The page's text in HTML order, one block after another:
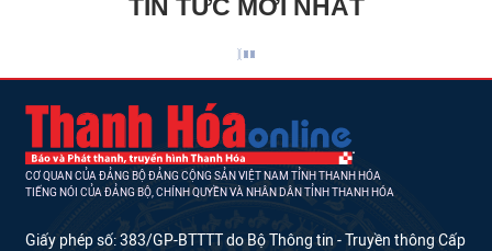
TIN TỨC MỚI NHẤT
CƠ QUAN CỦA ĐẢNG BỘ ĐẢNG CỘNG SẢN VIỆT NAM TỈNH THANH HÓA
TIẾNG NÓI CỦA ĐẢNG BỘ, CHÍNH QUYỀN VÀ NHÂN DÂN TỈNH THANH HÓA
Giấy phép số: 383/GP-BTTTT do Bộ Thông tin - Truyền thông Cấp